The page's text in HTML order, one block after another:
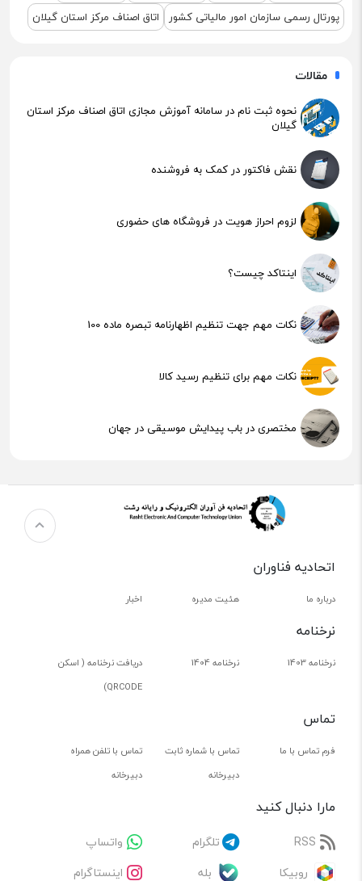
پورتال رسمی سازمان امور مالیاتی کشور
اتاق اصناف مرکز استان گیلان
مقالات
نحوه ثبت نام در سامانه آموزش مجازی اتاق اصناف مرکز استان
گیلان
نقش فاکتور در کمک به فروشنده
لزوم احراز هویت در فروشگاه های حضوری
اینتاکد چیست؟
نکات مهم جهت تنظیم اظهارنامه تبصره ماده 100
نکات مهم برای تنظیم رسید کالا
مختصری در باب پیدایش موسیقی در جهان
اتحادیه فناوران
درباره ما هئیت مدیره اخبار
نرخنامه
نرخنامه 1403 نرخنامه 1404
دریافت نرخنامه ( اسکن
QRCODE)
تماس
فرم تماس با ما
تماس با شماره ثابت
دبیرخانه
تماس با تلفن همراه
دبیرخانه
مارا دنبال کنید
RSS تلگرام
واتساپ
روبیکا
بله اینستاگرام